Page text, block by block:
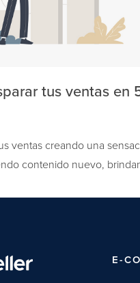
tus ventas en
ventas creando una
contenido nuevo,
E-